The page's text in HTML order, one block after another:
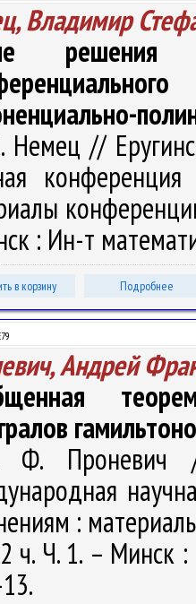
Владимир
Немец //
: Ин-т
в корзину Подробнее
Андрей
Проневич //
:
ч. Ч. 1. – Минск